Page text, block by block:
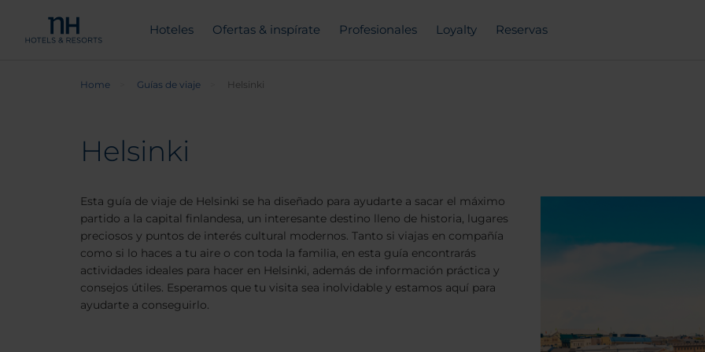
Hoteles Ofertas & inspírate Profesionales Loyalty Reservas
Home Guías de viaje Helsinki
Helsinki
Esta guía de viaje de Helsinki se ha diseñado para ayudarte a sacar el máximo
partido a la capital finlandesa, un interesante destino lleno de historia, lugares
preciosos y puntos de interés cultural modernos. Tanto si viajas en compañía
como si lo haces a tu aire o con toda la familia, en esta guía encontrarás
actividades ideales para hacer en Helsinki, además de información práctica y
consejos útiles. Esperamos que tu visita sea inolvidable y estamos aquí para
ayudarte a conseguirlo.